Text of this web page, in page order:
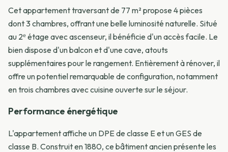
Cet appartement traversant de 77 m² propose 4 pièces
dont 3 chambres, offrant une belle luminosité naturelle. Situé
au 2ᵉ étage avec ascenseur, il bénéficie d'un accès facile. Le
bien dispose d'un balcon et d'une cave, atouts
supplémentaires pour le rangement. Entièrement à rénover, il
offre un potentiel remarquable de configuration, notamment
en trois chambres avec cuisine ouverte sur le séjour.
Performance énergétique
L'appartement affiche un DPE de classe E et un GES de
classe B. Construit en 1880, ce bâtiment ancien présente les